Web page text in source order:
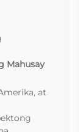
Mahusay
at